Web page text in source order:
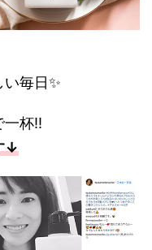
毎日✨
一杯!!
↓